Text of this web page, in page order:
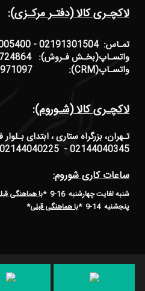
لاکچـری کالا (دفتـر مرکـزی):
تمـاس: 02191301504 - 02144005400
واتسـاپ(بخـش فـروش): 09120724864
واتسـاپ(CRM): 09999971097
لاکچـری کالا (شـوروم):
تـهران، بزرگراه ستاری ، ابتدای
02144040345 - 02144040225
ساعات کاری شوروم:
شنبه لغایت چهارشنبه 16-9 * با هماهنگی
پنجشنبه 14-9
*با هماهنگی قبلی*